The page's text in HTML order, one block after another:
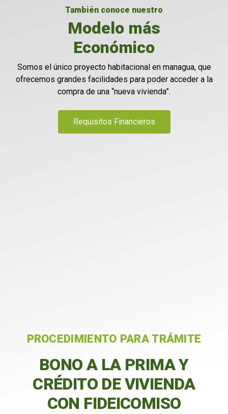
También conoce nuestro
Modelo más
Económico
Somos el único proyecto habitacional en managua, que
ofrecemos grandes facilidades para poder acceder a la
compra de una “nueva vivienda”.
Requisitos Financieros
PROCEDIMIENTO PARA TRÁMITE
BONO A LA PRIMA Y
CRÉDITO DE VIVIENDA
CON FIDEICOMISO